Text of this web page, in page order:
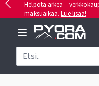
Helpota arkea –
maksuaikaa. Lue lisää!